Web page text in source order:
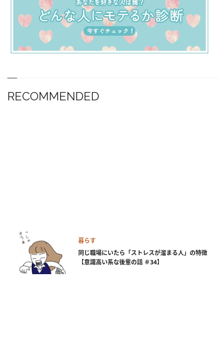
RECOMMENDED
暮らす
同じ職場にいたら「ストレスが溜まる人」の特徴
【意識高い系な後輩の話 ＃34】